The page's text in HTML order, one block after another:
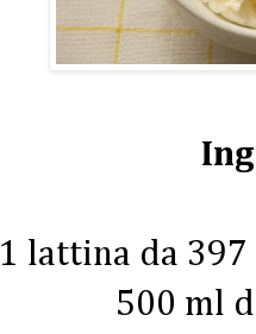
1 lattina da
500 ml